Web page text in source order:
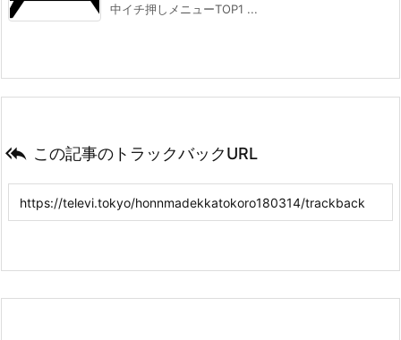
中イチ押しメニューTOP1 ...
 この記事のトラックバックURL